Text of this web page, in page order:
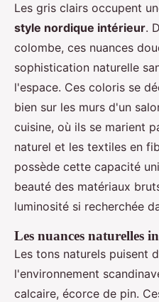
Les gris clairs occupent
style nordique intérieur.
colombe, ces nuances
sophistication naturelle
l'espace. Ces coloris se
bien sur les murs d'un
cuisine, où ils se marient
naturel et les textiles en
possède cette capacité
beauté des matériaux
luminosité si recherchée
Les nuances naturelles
Les tons naturels puisent
l'environnement
calcaire, écorce de pin.